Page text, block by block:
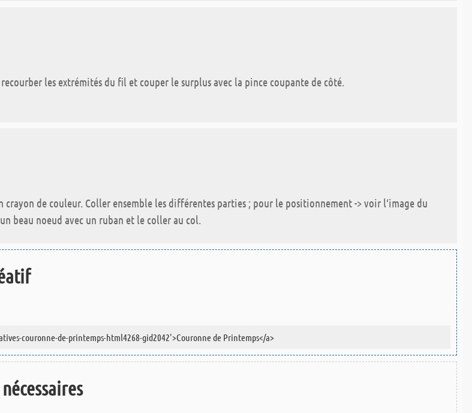
les extrémités du fil et couper le surplus avec la pince coupante de côté.
de couleur. Coller ensemble les différentes parties ; pour le positionnement -> voir l‘image du
beau noeud avec un ruban et le coller au col.